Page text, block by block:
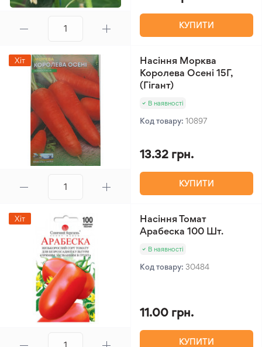
КУПИТИ
Хіт
Насіння Морква
Королева Осені 15Г,
(Гігант)
В наявності
Код товару: 10897
13.32 грн.
КУПИТИ
Хіт
Насіння Томат
Арабеска 100 Шт.
В наявності
Код товару: 30484
11.00 грн.
КУПИТИ